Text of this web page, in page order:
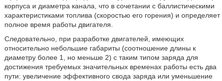
корпуса и диаметра канала, что в сочетании с баллистическими
характеристиками топлива (скоростью его горения) и определяет
полное время работы двигателя.
Следовательно, при разработке двигателей, имеющих
относительно небольшие габариты (соотношение длины к
диаметру более 1, но меньше 2) с таким типом заряда для
достижения требуемых значительных временах работы есть два
пути: увеличение эффективного свода заряда или уменьшение